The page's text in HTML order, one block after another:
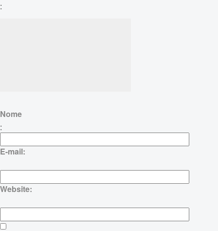
:
Nome
:
E-mail:
Website: